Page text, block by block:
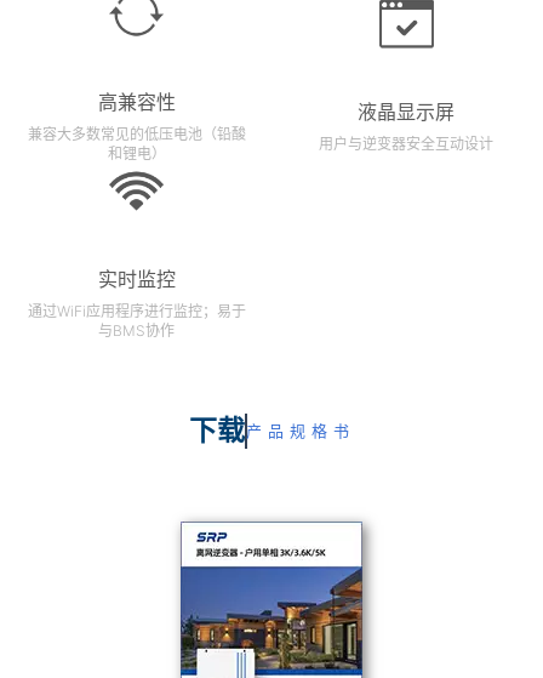
高兼容性
兼容大多数常见的低压电池（铅酸
和锂电）
液晶显示屏
用户与逆变器安全互动设计
实时监控
通过WiFi应用程序进行监控；易于
与BMS协作
下载产品规格书